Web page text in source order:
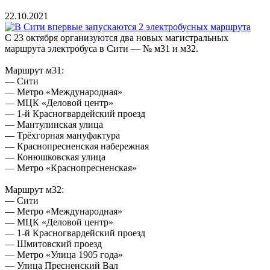
22.10.2021
С 23 октября организуются два новых магистральных
маршрута электробуса в Сити — № м31 и м32.
Маршрут м31:
— Сити
— Метро «Международная»
— МЦК «Деловой центр»
— 1-й Красногвардейский проезд
— Мантулинская улица
— Трёхгорная мануфактура
— Краснопресненская набережная
— Конюшковская улица
— Метро «Краснопресненская»
Маршрут м32:
— Сити
— Метро «Международная»
— МЦК «Деловой центр»
— 1-й Красногвардейский проезд
— Шмитовский проезд
— Метро «Улица 1905 года»
— Улица Пресненский Вал